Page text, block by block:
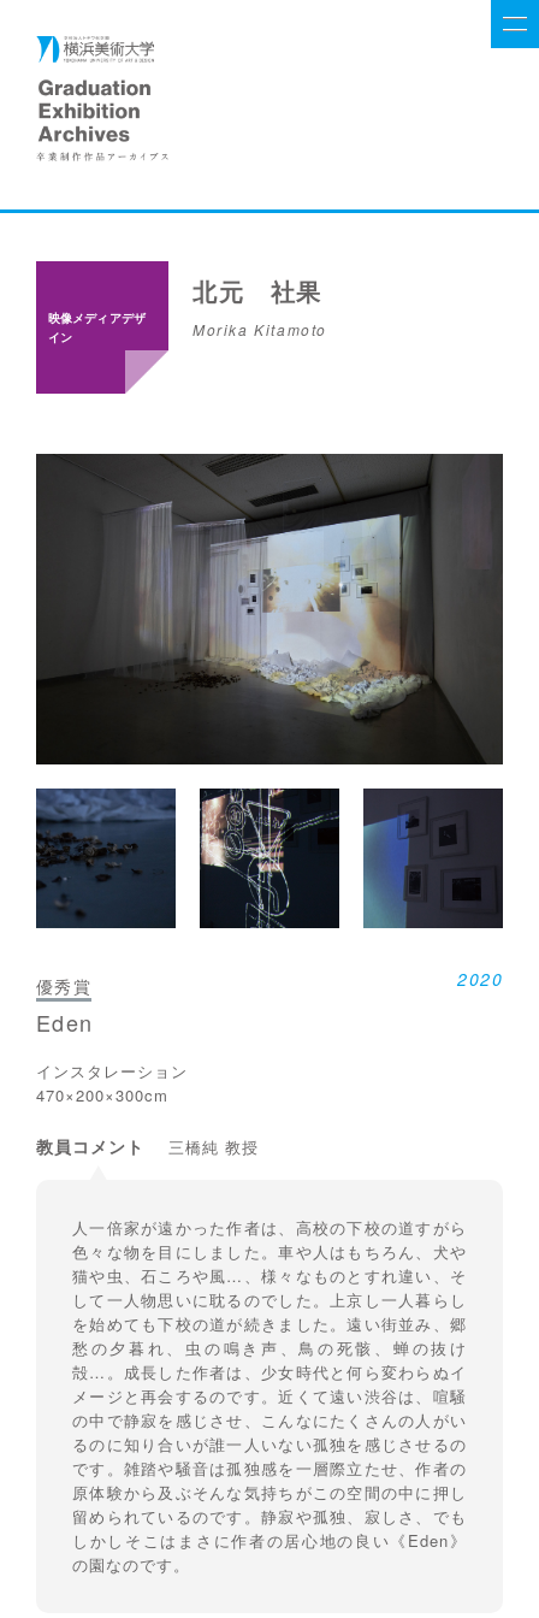
映像メディアデザ
イン
北元 社果
Morika Kitamoto
2020
優秀賞
Eden
インスタレーション
470×200×300cm
教員コメント 三橋純 教授
人一倍家が遠かった作者は、高校の下校の道すがら
色々な物を目にしました。車や人はもちろん、犬や
猫や虫、石ころや風…、様々なものとすれ違い、そ
して一人物思いに耽るのでした。上京し一人暮らし
を始めても下校の道が続きました。遠い街並み、郷
愁の夕暮れ、虫の鳴き声、鳥の死骸、蝉の抜け
殻…。成長した作者は、少女時代と何ら変わらぬイ
メージと再会するのです。近くて遠い渋谷は、喧騒
の中で静寂を感じさせ、こんなにたくさんの人がい
るのに知り合いが誰一人いない孤独を感じさせるの
です。雑踏や騒音は孤独感を一層際立たせ、作者の
原体験から及ぶそんな気持ちがこの空間の中に押し
留められているのです。静寂や孤独、寂しさ、でも
しかしそこはまさに作者の居心地の良い《Eden》
の園なのです。